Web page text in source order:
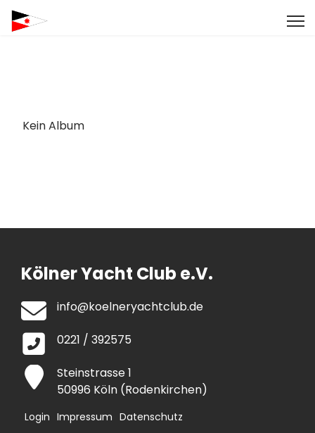
Kein Album
Kölner Yacht Club e.V.
info@koelneryachtclub.de
0221 / 392575
Steinstrasse 1
50996 Köln (Rodenkirchen)
Login Impressum Datenschutz